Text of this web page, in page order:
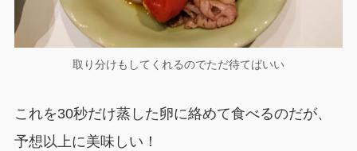
取り分けもしてくれるのでただ待てばいい
これを30秒だけ蒸した卵に絡めて食べるのだが、
予想以上に美味しい！